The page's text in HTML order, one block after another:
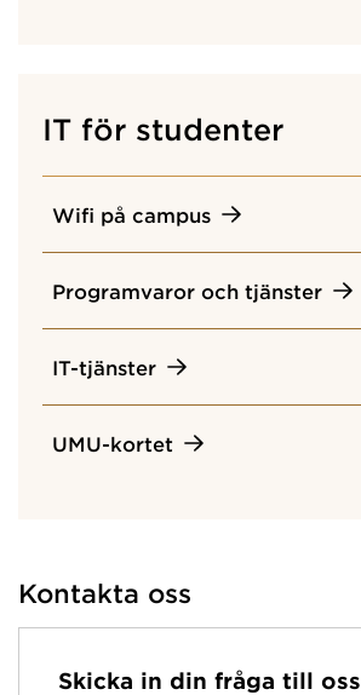
IT för studenter
Wifi på campus
Programvaror och tjänster
IT-tjänster
UMU-kortet
Kontakta oss
Skicka in din fråga till oss